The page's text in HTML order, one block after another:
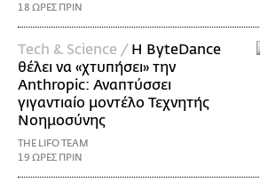
18 ΩΡΕΣ ΠΡΙΝ
Τech & Science / Η ByteDance
θέλει να «χτυπήσει» την
Anthropic: Αναπτύσσει
γιγαντιαίο μοντέλο Τεχνητής
Νοημοσύνης
THE LIFO TEAM
19 ΩΡΕΣ ΠΡΙΝ